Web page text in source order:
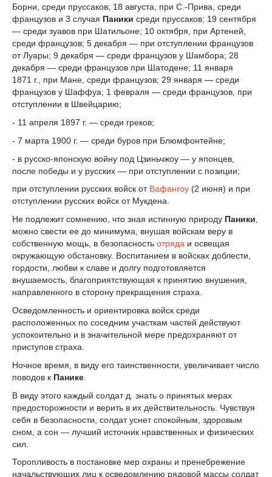
Борни, среди пруссаков; 18 августа, при С.-Прива, среди
французов и 3 случая Паники среди пруссаков; 19 сентября
— среди зуавов при Шатильоне; 10 октября, при Артеней,
среди французов; 5 декабря — при отступлении французов
от Луары; 9 декабря — среди французов у Шамбора; 28
декабря — среди французов при Шатодене; 11 января
1871 г., при Мане, среди французов; 29 января — среди
французов у Шаффуа; 1 февраля — среди французов, при
отступлении в Швейцарию;
- 11 апреля 1897 г. — среди греков;
- 7 марта 1900 г. — среди буров при Блюмфонтейне;
- в русско-японскую войну под Цзиньчжоу — у японцев,
после победы и у русских — при отступлении с позиции;
при отступлении русских войск от Вафангоу (2 июня) и при
отступлении русских войск от Мукдена.
Не подлежит сомнению, что зная истинную природу Паники,
можно свести ее до минимума, внушая войскам веру в
собственную мощь, в безопасность отряда и освещая
окружающую обстановку. Воспитанием в войсках доблести,
гордости, любви к славе и долгу подготовляется
внушаемость, благоприятствующая к принятию внушения,
направленного в сторону прекращения страха.
Осведомленность и ориентировка войск среди
расположенных по соседним участкам частей действуют
успокоительно и в значительной мере предохраняют от
приступов страха.
Ночное время, в виду его таинственности, увеличивает число
поводов к Панике
В виду этого каждый солдат д. знать о принятых мерах
предосторожности и верить в их действительность. Чувствуя
себя в безопасности, солдат уснет спокойным, здоровым
сном, а сон — лучший источник нравственных и физических
сил.
Торопливость в постановке мер охраны и пренебрежение
начальствующих лиц к осведомлению рядовой массы солдат